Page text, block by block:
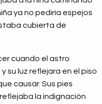
ya no pediría espejos
cubierta de
cuando el astro
su luz reflejara en el piso
causar. Sus pies
la indignación